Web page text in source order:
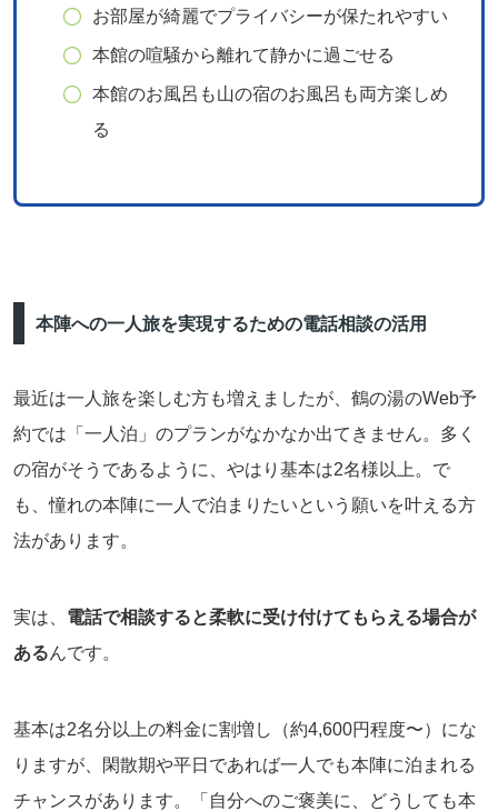
お部屋が綺麗でプライバシーが保たれやすい
本館の喧騒から離れて静かに過ごせる
本館のお風呂も山の宿のお風呂も両方楽しめ
る
本陣への一人旅を実現するための電話相談の活用
最近は一人旅を楽しむ方も増えましたが、鶴の湯のWeb予
約では「一人泊」のプランがなかなか出てきません。多く
の宿がそうであるように、やはり基本は2名様以上。で
も、憧れの本陣に一人で泊まりたいという願いを叶える方
法があります。
実は、 電話で相談すると柔軟に受け付けてもらえる場合が
あるんです。
基本は2名分以上の料金に割増し（約4,600円程度〜）にな
りますが、閑散期や平日であれば一人でも本陣に泊まれる
チャンスがあります。「自分へのご褒美に、どうしても本